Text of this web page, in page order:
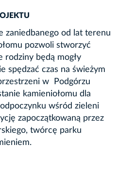
zaniedbanego od lat terenu
pozwoli stworzyć
rodziny będą mogły
spędzać czas na świeżym
w Podgórzu
kamieniołomu dla
wśród zieleni
zapoczątkowaną przez
twórcę parku